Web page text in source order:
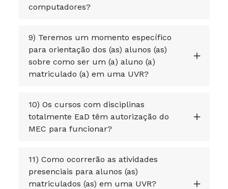
computadores?
9) Teremos um momento específico
para orientação dos (as) alunos (as)
sobre como ser um (a) aluno (a)
matriculado (a) em uma UVR?
10) Os cursos com disciplinas
totalmente EaD têm autorização do
MEC para funcionar?
11) Como ocorrerão as atividades
presenciais para alunos (as)
matriculados (as) em uma UVR?